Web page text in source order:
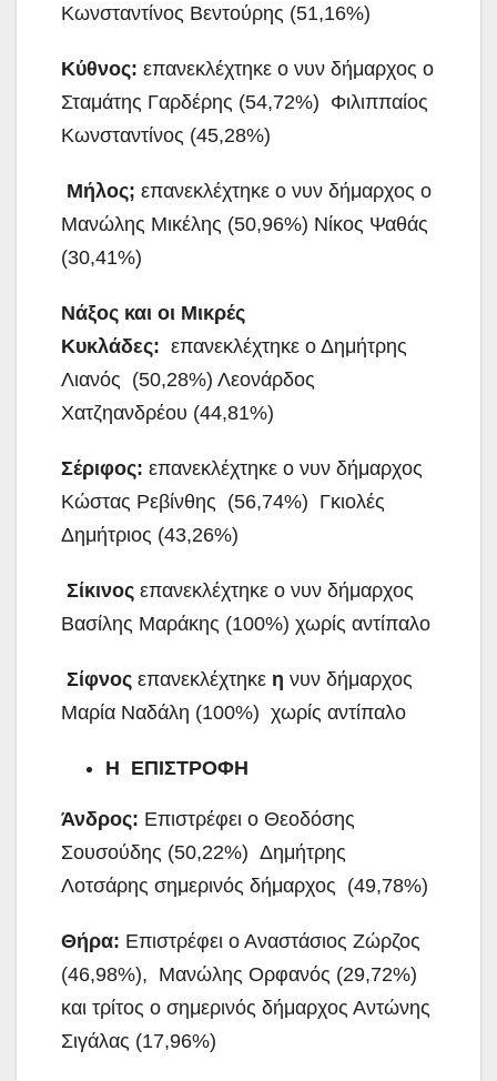
Κωνσταντίνος Βεντούρης (51,16%)
Κύθνος: επανεκλέχτηκε ο νυν δήμαρχος ο
Σταμάτης Γαρδέρης (54,72%) Φιλιππαίος
Κωνσταντίνος (45,28%)
Μήλος; επανεκλέχτηκε ο νυν δήμαρχος ο
Μανώλης Μικέλης (50,96%) Νίκος Ψαθάς
(30,41%)
Νάξος και οι Μικρές
Κυκλάδες: επανεκλέχτηκε ο Δημήτρης
Λιανός (50,28%) Λεονάρδος
Χατζηανδρέου (44,81%)
Σέριφος: επανεκλέχτηκε ο νυν δήμαρχος
Κώστας Ρεβίνθης (56,74%) Γκιολές
Δημήτριος (43,26%)
Σίκινος επανεκλέχτηκε ο νυν δήμαρχος
Βασίλης Μαράκης (100%) χωρίς αντίπαλο
Σίφνος επανεκλέχτηκε η νυν δήμαρχος
Μαρία Ναδάλη (100%) χωρίς αντίπαλο
Η ΕΠΙΣΤΡΟΦΗ
Άνδρος: Επιστρέφει ο Θεοδόσης
Σουσούδης (50,22%) Δημήτρης
Λοτσάρης σημερινός δήμαρχος (49,78%)
Θήρα: Επιστρέφει ο Αναστάσιος Ζώρζος
(46,98%), Μανώλης Ορφανός (29,72%)
και τρίτος ο σημερινός δήμαρχος Αντώνης
Σιγάλας (17,96%)